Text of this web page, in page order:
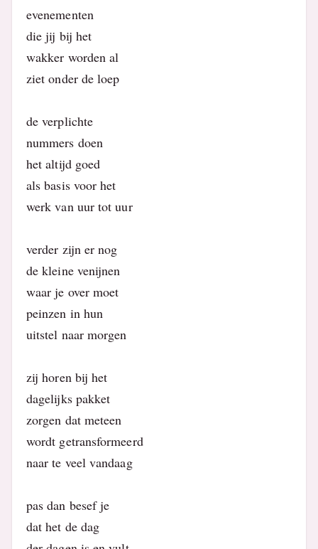
evenementen
die jij bij het
wakker worden al
ziet onder de loep
de verplichte
nummers doen
het altijd goed
als basis voor het
werk van uur tot uur
verder zijn er nog
de kleine venijnen
waar je over moet
peinzen in hun
uitstel naar morgen
zij horen bij het
dagelijks pakket
zorgen dat meteen
wordt getransformeerd
naar te veel vandaag
pas dan besef je
dat het de dag